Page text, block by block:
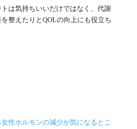
は気持ちいいだけではなく、代謝
整えたりとQOLの向上にも役立ち
性ホルモンの減少が気になるとこ